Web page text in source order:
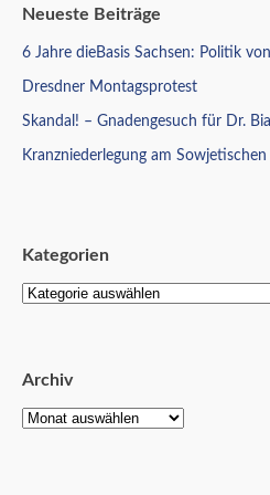
Neueste Beiträge
6 Jahre dieBasis Sachsen: Politik
Dresdner Montagsprotest
Skandal! – Gnadengesuch für Dr.
Kranzniederlegung am
Kategorien
Archiv